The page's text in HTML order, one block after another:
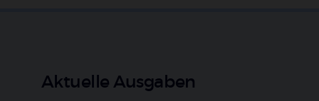
Aktuelle Ausgaben